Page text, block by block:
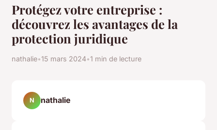
Protégez votre entreprise :
découvrez les avantages de la
protection juridique
nathalie•15 mars 2024•1 min de lecture
N nathalie